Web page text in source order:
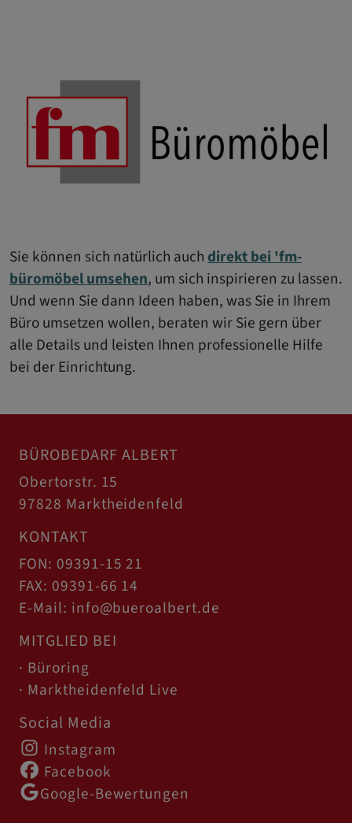
Sie können sich natürlich auch direkt bei 'fm-
büromöbel umsehen, um sich inspirieren zu lassen.
Und wenn Sie dann Ideen haben, was Sie in Ihrem
Büro umsetzen wollen, beraten wir Sie gern über
alle Details und leisten Ihnen professionelle Hilfe
bei der Einrichtung.
BÜROBEDARF ALBERT
Obertorstr. 15
97828 Marktheidenfeld
KONTAKT
FON: 09391-15 21
FAX: 09391-66 14
E-Mail: info@bueroalbert.de
MITGLIED BEI
· Büroring
· Marktheidenfeld Live
Social Media
Instagram
Facebook
Google-Bewertungen